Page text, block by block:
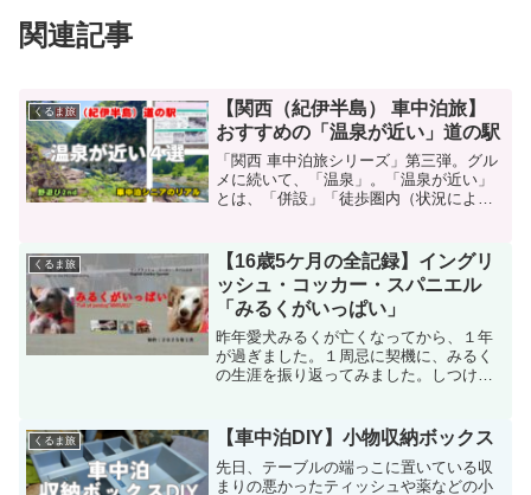
関連記事
くるま旅
【関西（紀伊半島） 車中泊旅】
おすすめの「温泉が近い」道の駅
「関西 車中泊旅シリーズ」第三弾。グル
メに続いて、「温泉」。「温泉が近い」
とは、「併設」「徒歩圏内（状況による
リーズにおいては、これら２県を含めて
「関西」とした。大きく「紀伊半島」と
「日本海側」に分けた。今回は、紀伊半
島編。
くるま旅
【16歳5ケ月の全記録】イングリ
ッシュ・コッカー・スパニエル
「みるくがいっぱい」
昨年愛犬みるくが亡くなってから、１年
が過ぎました。１周忌に契機に、みるく
の生涯を振り返ってみました。しつけ教
各地のエクストリーム大会に参加し、全
国各地を車中泊旅しました。おかげで、
沖縄と離島を除いて、４７都道府県全て
に訪れていることに気付きました。
くるま旅 【車中泊DIY】小物収納ボックス
先日、テーブルの端っこに置いている収
まりの悪かったティッシュや薬などの小